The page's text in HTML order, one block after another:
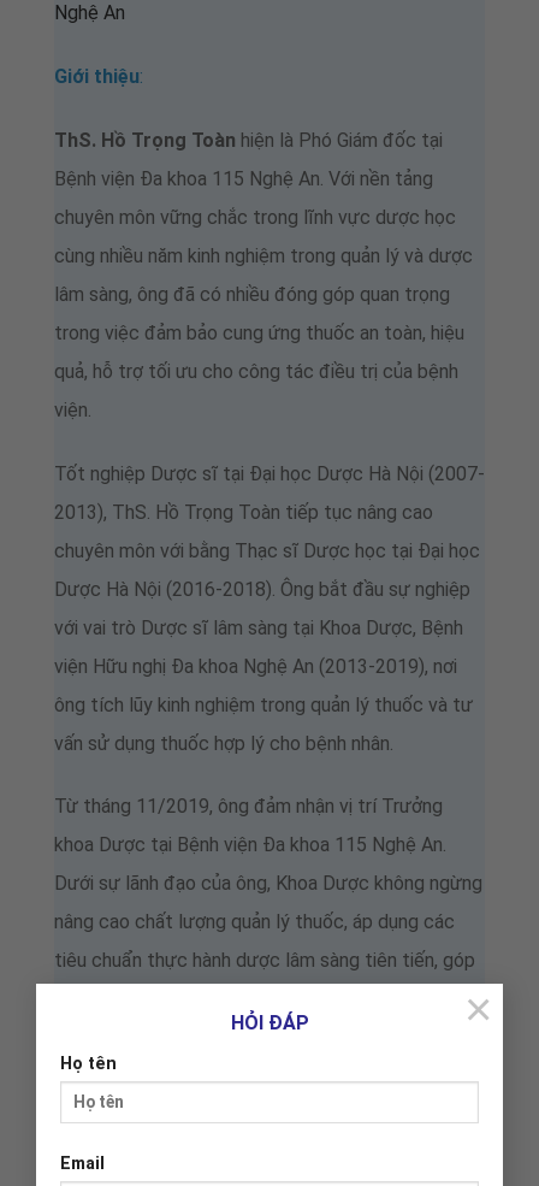
HỎI ĐÁP
Họ tên
Email
×
Nghệ An
Giới thiệu:
ThS. Hồ Trọng Toàn hiện là Phó Giám đốc tại
Bệnh viện Đa khoa 115 Nghệ An. Với nền tảng
chuyên môn vững chắc trong lĩnh vực dược học
cùng nhiều năm kinh nghiệm trong quản lý và dược
lâm sàng, ông đã có nhiều đóng góp quan trọng
trong việc đảm bảo cung ứng thuốc an toàn, hiệu
quả, hỗ trợ tối ưu cho công tác điều trị của bệnh
viện.
Tốt nghiệp Dược sĩ tại Đại học Dược Hà Nội (2007-
2013), ThS. Hồ Trọng Toàn tiếp tục nâng cao
chuyên môn với bằng Thạc sĩ Dược học tại Đại học
Dược Hà Nội (2016-2018). Ông bắt đầu sự nghiệp
với vai trò Dược sĩ lâm sàng tại Khoa Dược, Bệnh
viện Hữu nghị Đa khoa Nghệ An (2013-2019), nơi
ông tích lũy kinh nghiệm trong quản lý thuốc và tư
vấn sử dụng thuốc hợp lý cho bệnh nhân.
Từ tháng 11/2019, ông đảm nhận vị trí Trưởng
khoa Dược tại Bệnh viện Đa khoa 115 Nghệ An.
Dưới sự lãnh đạo của ông, Khoa Dược không ngừng
nâng cao chất lượng quản lý thuốc, áp dụng các
tiêu chuẩn thực hành dược lâm sàng tiên tiến, góp
Ngày 5/11/2025,ông được tin tưởng, bổ nhiệm
đối với Ths Dược Hồ Trọng Toàn. Tại buổi lễ BS